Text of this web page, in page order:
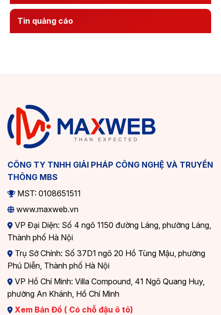
Tin quảng cáo
CÔNG TY TNHH GIẢI PHÁP CÔNG NGHỆ VÀ TRUYỀN
THÔNG MBS
MST: 0108651511
www.maxweb.vn
VP Đại Diện: Số 4 ngõ 1150 đường Láng, phường Láng,
Thành phố Hà Nội
Trụ Sở Chính: Số 37D1 ngõ 20 Hồ Tùng Mậu, phường
Phú Diễn, Thành phố Hà Nội
VP Hồ Chí Minh: Villa Compound, 41 Ngô Quang Huy,
phường An Khánh, Hồ Chí Minh
Xem Bản Đồ ( Có chỗ đậu ô tô)